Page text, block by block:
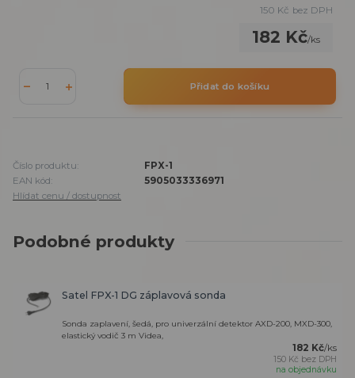
182 Kč/ks
150 Kč bez DPH
Přidat do košíku
Číslo produktu:
FPX-1
EAN kód:
5905033336971
Hlídat cenu / dostupnost
Podobné produkty
Satel FPX-1 DG záplavová sonda
Sonda zaplavení, šedá, pro univerzální detektor AXD-200, MXD-300,
elastický vodič 3 m Videa,
182 Kč/ks
150 Kč bez DPH
na objednávku